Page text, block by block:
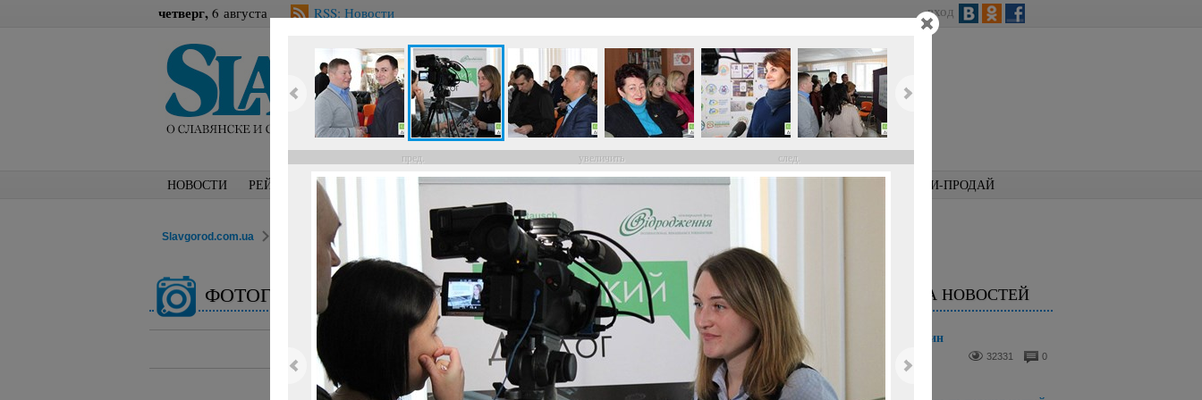
четверг, 6 августа RSS: Новости вход
НОВОСТИ РЕЙТИНГИ СПЕЦТЕМЫ ФОТО ВИДЕО СПЕЦИАЛИСТЫ КУПИ-ПРОДАЙ
Slavgorod.com.ua ФОТОРЕПОРТАЖИ Город
ФОТОГАЛЕРЕЯ
пред. след.
увеличить
ЛЕНТА НОВОСТЕЙ
Аналізи для тварин
32331 0